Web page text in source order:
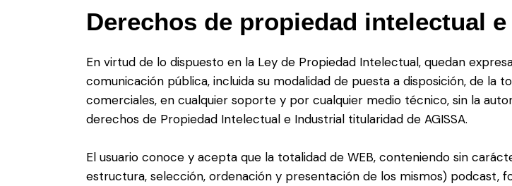
Derechos de propiedad intelectual
En virtud de lo dispuesto en la Ley de Propiedad Intelectual, quedan
comunicación pública, incluida su modalidad de puesta a disposición, de la
comerciales, en cualquier soporte y por cualquier medio técnico, sin la
derechos de Propiedad Intelectual e Industrial titularidad de AGISSA.
El usuario conoce y acepta que la totalidad de WEB, conteniendo sin
estructura, selección, ordenación y presentación de los mismos) podcast,